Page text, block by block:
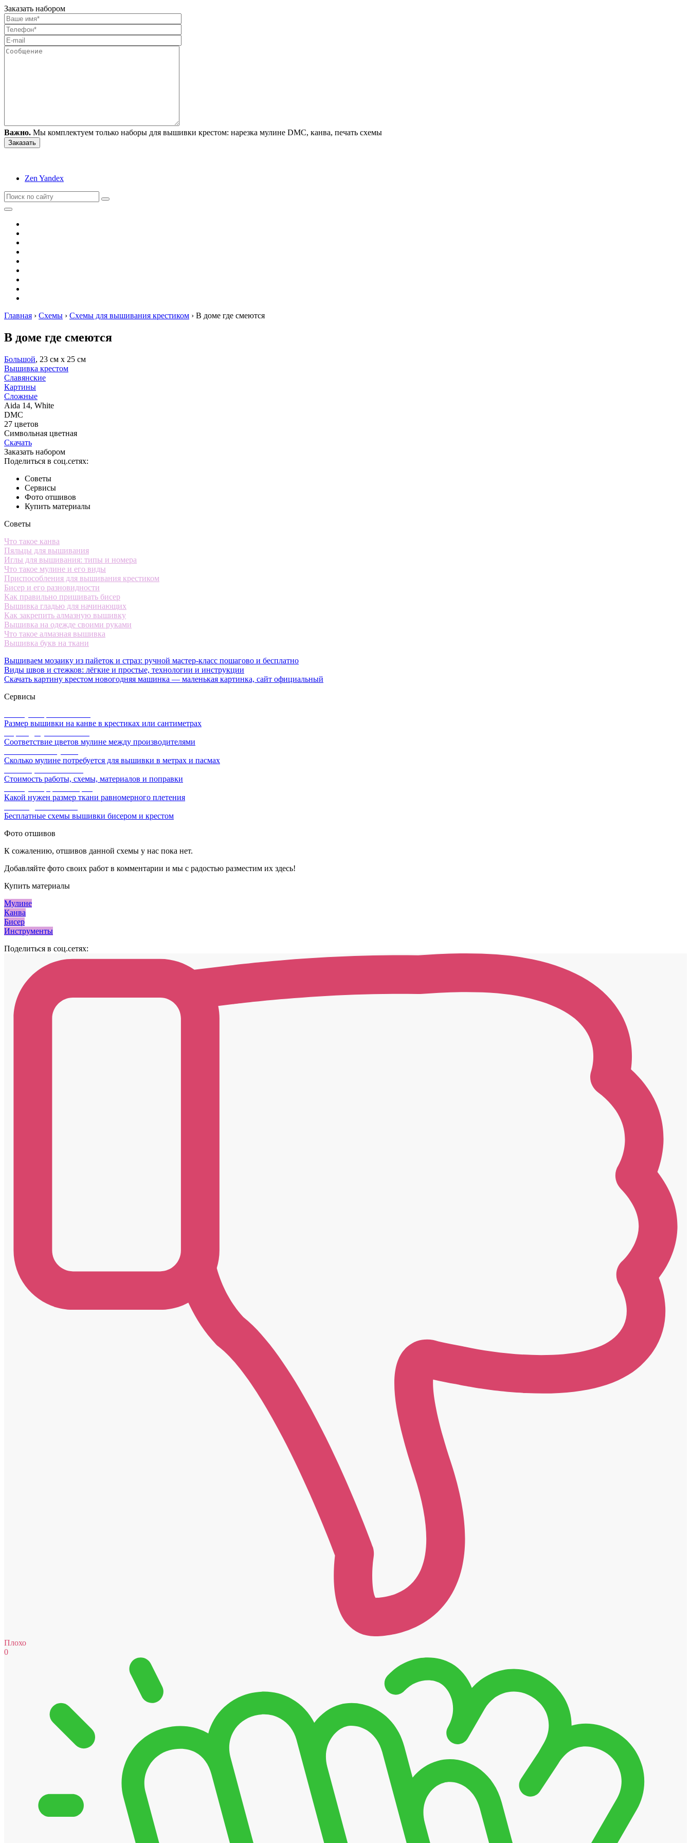
Заказать набором
Важно. Мы комплектуем только наборы для вышивки крестом: нарезка мулине DMC, канва, печать схемы
Zen Yandex
Главная › Схемы › Схемы для вышивания крестиком › В доме где смеются
В доме где смеются
Большой, 23 см х 25 см
Вышивка крестом
Славянские
Картины
Сложные
Aida 14, White
DMC
27 цветов
Символьная цветная
Скачать
Заказать набором
Поделиться в соц.сетях:
Советы
Сервисы
Фото отшивов
Купить материалы
Советы
Что такое канва
Пяльцы для вышивания
Иглы для вышивания: типы и номера
Что такое мулине и его виды
Приспособления для вышивания крестиком
Бисер и его разновидности
Как правильно пришивать бисер
Вышивка гладью для начинающих
Как закрепить алмазную вышивку
Вышивка на одежде своими руками
Что такое алмазная вышивка
Вышивка букв на ткани
Вышиваем мозаику из пайеток и страз: ручной мастер-класс пошагово и бесплатно
Виды швов и стежков: лёгкие и простые, технологии и инструкции
Скачать картину крестом новогодняя машинка — маленькая картинка, сайт официальный
Сервисы
Размер вышивки на канве в крестиках или сантиметрах
Соответствие цветов мулине между производителями
Сколько мулине потребуется для вышивки в метрах и пасмах
Стоимость работы, схемы, материалов и поправки
Какой нужен размер ткани равномерного плетения
Бесплатные схемы вышивки бисером и крестом
Фото отшивов
К сожалению, отшивов данной схемы у нас пока нет.
Добавляйте фото своих работ в комментарии и мы с радостью разместим их здесь!
Купить материалы
Мулине
Канва
Бисер
Инструменты
Поделиться в соц.сетях:
Плохо
0